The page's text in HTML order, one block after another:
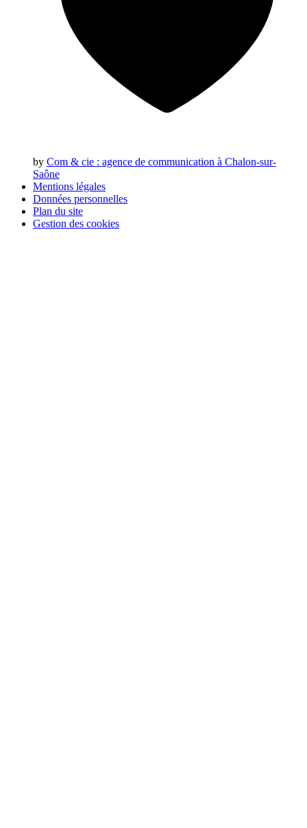
by Com & cie : agence de communication à Chalon-sur-
Saône
Mentions légales
Données personnelles
Plan du site
Gestion des cookies